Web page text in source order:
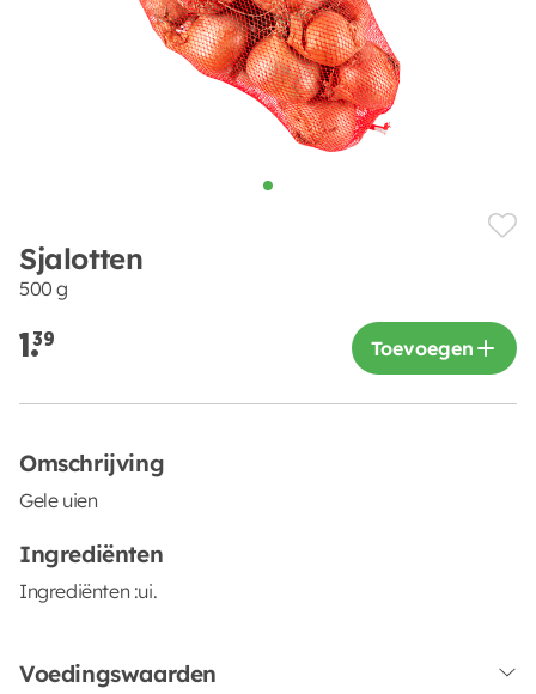
Sjalotten
500 g
1.39 Toevoegen
Omschrijving
Gele uien
Ingrediënten
Ingrediënten :ui.
Voedingswaarden